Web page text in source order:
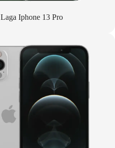
Laga Iphone 13 Pro